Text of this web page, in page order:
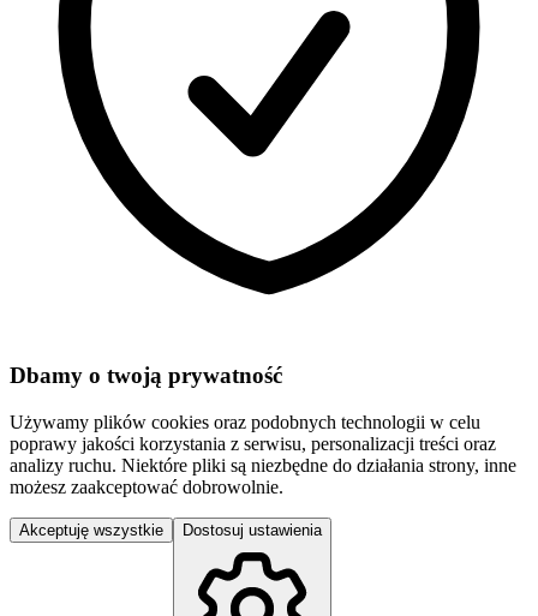
Dbamy o twoją prywatność
Używamy plików cookies oraz podobnych technologii w celu
poprawy jakości korzystania z serwisu, personalizacji treści oraz
analizy ruchu. Niektóre pliki są niezbędne do działania strony, inne
możesz zaakceptować dobrowolnie.
Akceptuję wszystkie Dostosuj ustawienia